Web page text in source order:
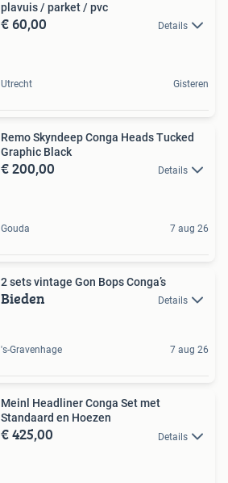
plavuis / parket / pvc
€ 60,00 Details
Utrecht Gisteren
Remo Skyndeep Conga Heads Tucked
Graphic Black
€ 200,00 Details
Gouda 7 aug 26
2 sets vintage Gon Bops Conga’s
Bieden Details
's-Gravenhage 7 aug 26
Meinl Headliner Conga Set met
Standaard en Hoezen
€ 425,00 Details